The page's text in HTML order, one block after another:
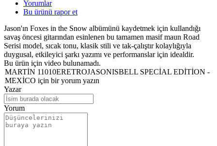
Yorumlar
Bu ürünü rapor et
Jason'ın Foxes in the Snow albümünü kaydetmek için kullandığı
savaş öncesi gitarından esinlenen bu tamamen masif maun Road
Serisi model, sıcak tonu, klasik stili ve tak-çalıştır kolaylığıyla
duygusal, etkileyici şarkı yazımı ve performanslar için idealdir.
Bu ürün için video bulunamadı.
MARTİN 11010ERETROJASONISBELL SPECİAL EDİTİON -
MEXİCO için bir yorum yazın
Yazar
Yorum